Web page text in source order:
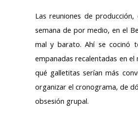
Las reuniones de
semana de por medio, en el
mal y barato. Ahí se cocinó
empanadas recalentadas en
qué galletitas serían más
organizar el cronograma, de
obsesión grupal.